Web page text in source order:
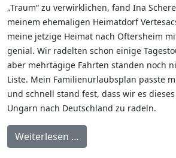
„Traum“ zu verwirklichen, fand Ina
meinem ehemaligen Heimatdorf
meine jetzige Heimat nach Oftersheim
genial. Wir radelten schon einige
aber mehrtägige Fahrten standen noch
Liste. Mein Familienurlaubsplan passte
und schnell stand fest, dass wir es
Ungarn nach Deutschland zu radeln.
Weiterlesen …